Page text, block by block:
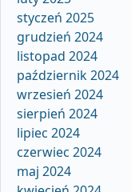
styczeń 2025
grudzień 2024
listopad 2024
październik 2024
wrzesień 2024
sierpień 2024
lipiec 2024
czerwiec 2024
maj 2024